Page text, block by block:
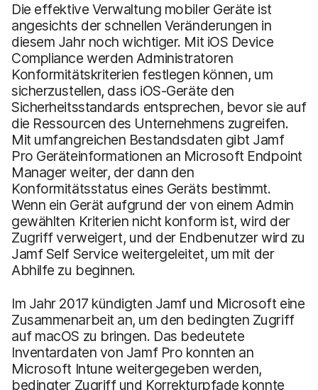
Die effektive Verwaltung mobiler Geräte ist
angesichts der schnellen Veränderungen in
diesem Jahr noch wichtiger. Mit iOS Device
Compliance werden Administratoren
Konformitätskriterien festlegen können, um
sicherzustellen, dass iOS-Geräte den
Sicherheitsstandards entsprechen, bevor sie auf
die Ressourcen des Unternehmens zugreifen.
Mit umfangreichen Bestandsdaten gibt Jamf
Pro Geräteinformationen an Microsoft Endpoint
Manager weiter, der dann den
Konformitätsstatus eines Geräts bestimmt.
Wenn ein Gerät aufgrund der von einem Admin
gewählten Kriterien nicht konform ist, wird der
Zugriff verweigert, und der Endbenutzer wird zu
Jamf Self Service weitergeleitet, um mit der
Abhilfe zu beginnen.
Im Jahr 2017 kündigten Jamf und Microsoft eine
Zusammenarbeit an, um den bedingten Zugriff
auf macOS zu bringen. Das bedeutete
Inventardaten von Jamf Pro konnten an
Microsoft Intune weitergegeben werden,
bedingter Zugriff und Korrekturpfade konnte